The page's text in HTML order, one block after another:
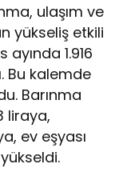
ulaşım ve
yükseliş etkili
1.916
Bu kalemde
Barınma
liraya,
ev eşyası